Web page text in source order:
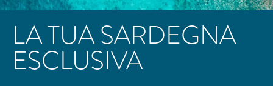
LA TUA SARDEGNA
ESCLUSIVA